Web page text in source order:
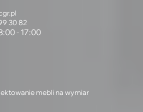
30 82
- 17:00
mebli na wymiar